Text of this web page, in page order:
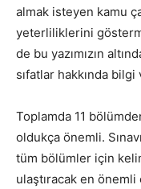
almak isteyen kamu
yeterliliklerini
de bu yazımızın
sıfatlar hakkında
Toplamda 11
oldukça önemli.
tüm bölümler için
ulaştıracak en